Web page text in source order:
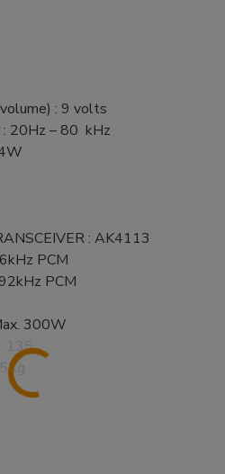
: 9 volts
: 20Hz – 80 kHz
: AK4113
PCM
PCM
300W
135